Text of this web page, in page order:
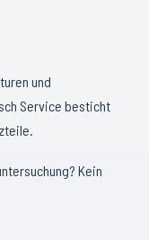
und
Service besticht
Kein